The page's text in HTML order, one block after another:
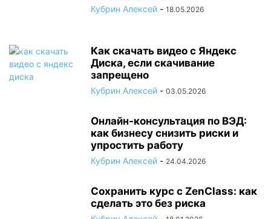
Кубрин Алексей - 18.05.2026
Как скачать видео с Яндекс
Диска, если скачивание
запрещено
Кубрин Алексей - 03.05.2026
Онлайн-консультация по ВЭД:
как бизнесу снизить риски и
упростить работу
Кубрин Алексей - 24.04.2026
Сохранить курс с ZenClass: как
сделать это без риска